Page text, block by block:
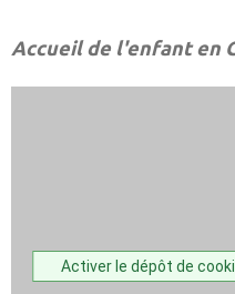
Accueil de l'enfant en
Activer le dépôt de